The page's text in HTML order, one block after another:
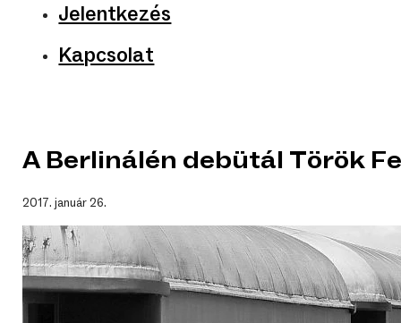
Jelentkezés
Kapcsolat
A Berlinálén debütál Török
2017. január 26.